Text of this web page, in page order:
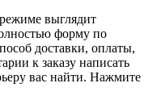
выглядит
форму по
доставки, оплаты,
к заказу написать
вас найти. Нажмите